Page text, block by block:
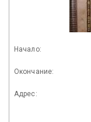
Начало:
Окончание:
Адрес: